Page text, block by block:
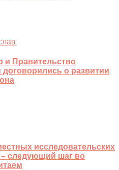
Правительство
договорились о развитии
исследовательских
следующий шаг во